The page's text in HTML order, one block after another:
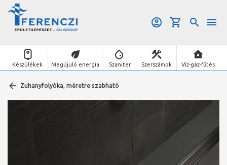
Készülékek Megújuló energia Szaniter Szerszámok Víz-gáz-fűtés
Zuhanyfolyóka, méretre szabható